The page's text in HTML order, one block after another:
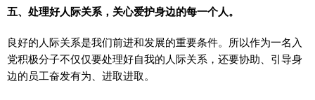
五、处理好人际关系，关心爱护身边的每一个人。
良好的人际关系是我们前进和发展的重要条件。所以作为一名入
党积极分子不仅仅要处理好自我的人际关系，还要协助、引导身
边的员工奋发有为、进取进取。